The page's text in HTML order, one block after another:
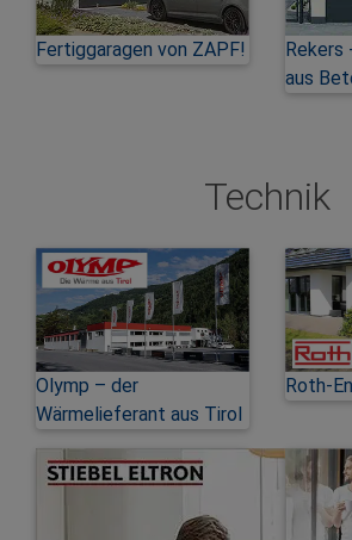
Fertiggaragen von ZAPF!
Rekers
aus
Technik
Olymp – der
Wärmelieferant aus Tirol
Roth-